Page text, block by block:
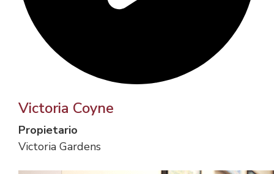
Victoria Coyne
Propietario
Victoria Gardens